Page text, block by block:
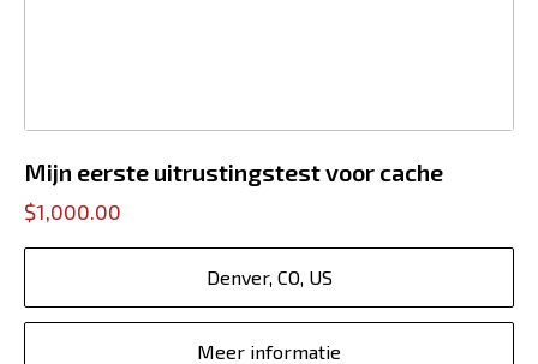
Mijn eerste uitrustingstest voor cache
$1,000.00
Denver, CO, US
Meer informatie